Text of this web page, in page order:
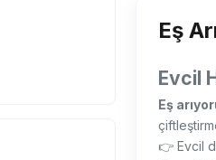
Eş
Evcil
Eş
👉 Evcil